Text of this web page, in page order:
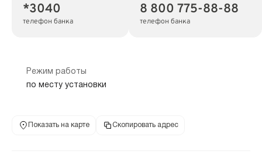
*3040
телефон банка
8 800 775-88-88
телефон банка
Режим работы
по месту установки
Показать на карте Скопировать адрес